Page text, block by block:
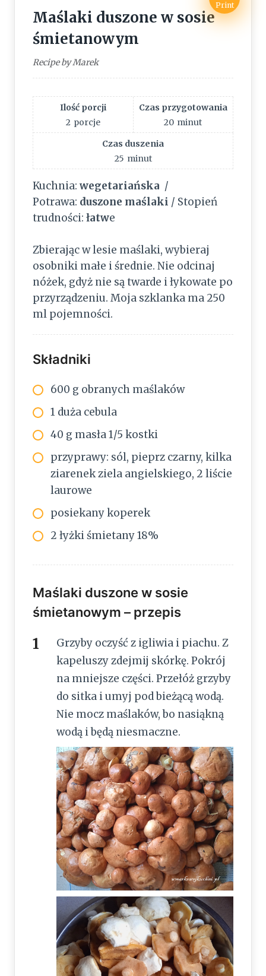
Print
Maślaki duszone w sosie
śmietanowym
Recipe by Marek
Ilość porcji
2 porcje
Czas przygotowania
20 minut
Czas duszenia
25 minut
Kuchnia: wegetariańska /
Potrawa: duszone maślaki / Stopień
trudności: łatwe
Zbierając w lesie maślaki, wybieraj
osobniki małe i średnie. Nie odcinaj
nóżek, gdyż nie są twarde i łykowate po
przyrządzeniu. Moja szklanka ma 250
ml pojemności.
Składniki
600 g obranych maślaków
1 duża cebula
40 g masła 1/5 kostki
przyprawy: sól, pieprz czarny, kilka
ziarenek ziela angielskiego, 2 liście
laurowe
posiekany koperek
2 łyżki śmietany 18%
Maślaki duszone w sosie
śmietanowym – przepis
Grzyby oczyść z igliwia i piachu. Z
kapeluszy zdejmij skórkę. Pokrój
na mniejsze części. Przełóż grzyby
do sitka i umyj pod bieżącą wodą.
Nie mocz maślaków, bo nasiąkną
wodą i będą niesmaczne.